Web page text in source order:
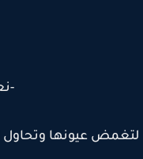
-
عيونها وتحاول